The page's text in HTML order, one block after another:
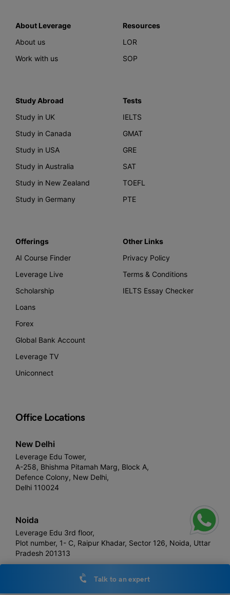
About Leverage
About us
Work with us
Resources
LOR
SOP
Study Abroad
Study in UK
Study in Canada
Study in USA
Study in Australia
Study in New Zealand
Study in Germany
Tests
IELTS
GMAT
GRE
SAT
TOEFL
PTE
Offerings
AI Course Finder
Leverage Live
Scholarship
Loans
Forex
Global Bank Account
Leverage TV
Uniconnect
Other Links
Privacy Policy
Terms & Conditions
IELTS Essay Checker
Office Locations
New Delhi
Leverage Edu Tower,
A-258, Bhishma Pitamah Marg, Block A,
Defence Colony, New Delhi,
Delhi 110024
Noida
Leverage Edu 3rd floor,
Plot number, 1- C, Raipur Khadar, Sector 126, Noida, Uttar
Pradesh 201313
Talk to an expert